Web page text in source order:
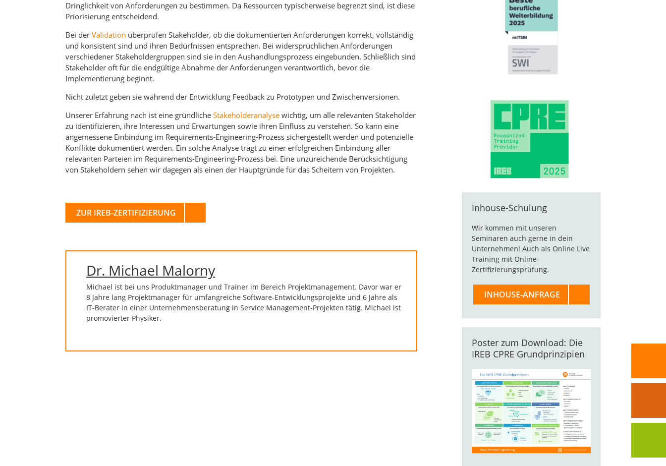
Dringlichkeit von Anforderungen zu bestimmen. Da Ressourcen typischerweise begrenzt sind, ist diese
Priorisierung entscheidend.
Bei der Validation überprüfen Stakeholder, ob die dokumentierten Anforderungen korrekt, vollständig
und konsistent sind und ihren Bedürfnissen entsprechen. Bei widersprüchlichen Anforderungen
verschiedener Stakeholdergruppen sind sie in den Aushandlungsprozess eingebunden. Schließlich sind
Stakeholder oft für die endgültige Abnahme der Anforderungen verantwortlich, bevor die
Implementierung beginnt.
Nicht zuletzt geben sie während der Entwicklung Feedback zu Prototypen und Zwischenversionen.
Unserer Erfahrung nach ist eine gründliche Stakeholderanalyse wichtig, um alle relevanten Stakeholder
zu identifizieren, ihre Interessen und Erwartungen sowie ihren Einfluss zu verstehen. So kann eine
angemessene Einbindung im Requirements-Engineering-Prozess sichergestellt werden und potenzielle
Konflikte dokumentiert werden. Ein solche Analyse trägt zu einer erfolgreichen Einbindung aller
relevanten Parteien im Requirements-Engineering-Prozess bei. Eine unzureichende Berücksichtigung
von Stakeholdern sehen wir dagegen als einen der Hauptgründe für das Scheitern von Projekten.
ZUR IREB-ZERTIFIZIERUNG
Dr. Michael Malorny
Michael ist bei uns Produktmanager und Trainer im Bereich Projektmanagement. Davor war er
8 Jahre lang Projektmanager für umfangreiche Software-Entwicklungsprojekte und 6 Jahre als
IT-Berater in einer Unternehmensberatung in Service Management-Projekten tätig. Michael ist
promovierter Physiker.
Inhouse-Schulung
Wir kommen mit unseren
Seminaren auch gerne in dein
Unternehmen! Auch als Online Live
Training mit Online-
Zertifizierungsprüfung.
INHOUSE-ANFRAGE
Poster zum Download: Die
IREB CPRE Grundprinzipien